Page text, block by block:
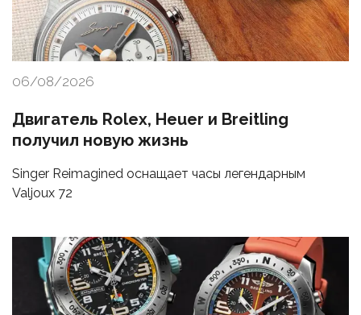
06/08/2026
Двигатель Rolex, Heuer и Breitling
получил новую жизнь
Singer Reimagined оснащает часы легендарным
Valjoux 72